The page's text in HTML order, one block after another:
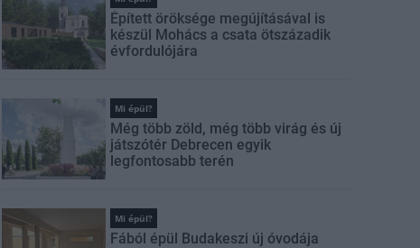
Épített öröksége megújításával is
készül Mohács a csata ötszázadik
évfordulójára
Mi épül?
Még több zöld, még több virág és új
játszótér Debrecen egyik
legfontosabb terén
Mi épül?
Fából épül Budakeszi új óvodája